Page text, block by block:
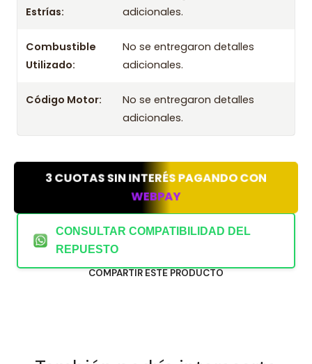
2024
Estrías:
adicionales.
Combustible
Utilizado:
No se entregaron detalles
adicionales.
Código Motor:
No se entregaron detalles
adicionales.
3 CUOTAS SIN INTERÉS PAGANDO CON
WEBPAY
CONSULTAR COMPATIBILIDAD DEL
REPUESTO
COMPARTIR ESTE PRODUCTO